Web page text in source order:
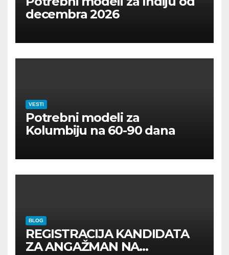
decembra 2026
VESTI
Potrebni modeli za
Kolumbiju na 60-90 dana
BLOG
REGISTRACIJA KANDIDATA
ZA ANGAŽMAN NA